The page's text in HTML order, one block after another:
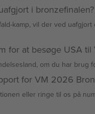
i bronzefinalen?
kamp, vil der ved
for at besøge USA
om du har brug
for VM 2026
eller ringe til os på